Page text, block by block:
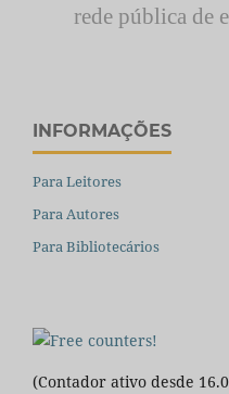
rede pública de
INFORMAÇÕES
Para Leitores
Para Autores
Para Bibliotecários
(Contador ativo desde